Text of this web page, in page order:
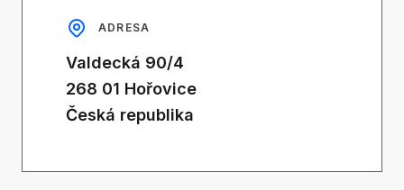
ADRESA
Valdecká 90/4
268 01 Hořovice
Česká republika